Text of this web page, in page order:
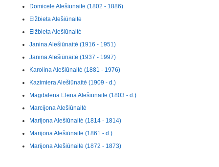
Domicelė Alešiunaitė (1802 - 1886)
Elžbieta Alešiūnaitė
Elžbieta Alešiūnaitė
Janina Alešiūnaitė (1916 - 1951)
Janina Alešiūnaitė (1937 - 1997)
Karolina Alešiūnaitė (1881 - 1976)
Kazimiera Alešiūnaitė (1909 - d.)
Magdalena Elena Alešiūnaitė (1803 - d.)
Marcijona Alešiūnaitė
Marijona Alešiūnaitė (1814 - 1814)
Marijona Alešiūnaitė (1861 - d.)
Marijona Alešiūnaitė (1872 - 1873)